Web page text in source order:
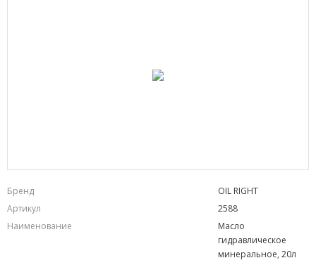
Бренд
OIL RIGHT
Артикул
2588
Наименование
Масло
гидравлическое
минеральное, 20л